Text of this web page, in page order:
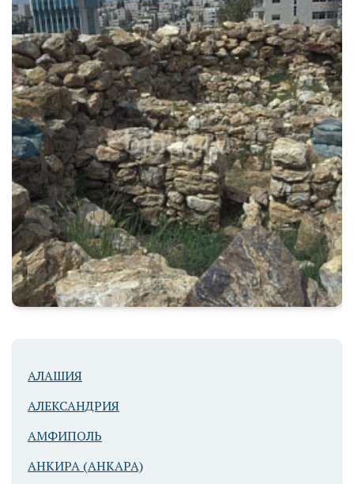
АЛАШИЯ
АЛЕКСАНДРИЯ
АМФИПОЛЬ
АНКИРА (АНКАРА)